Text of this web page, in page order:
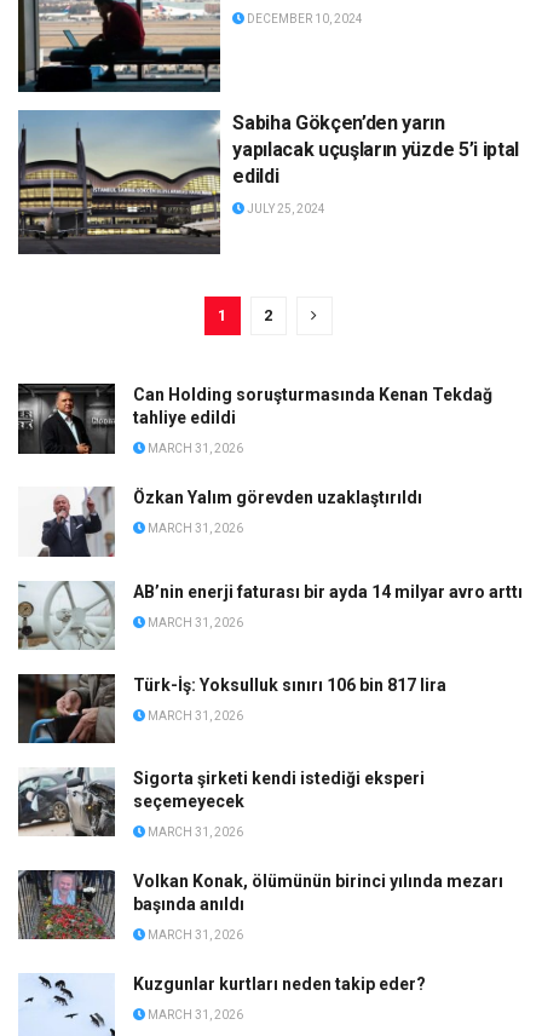
DECEMBER 10, 2024
Sabiha Gökçen’den yarın
yapılacak uçuşların yüzde 5’i iptal
edildi
JULY 25, 2024
1 2
Can Holding soruşturmasında Kenan Tekdağ
tahliye edildi
MARCH 31, 2026
Özkan Yalım görevden uzaklaştırıldı
MARCH 31, 2026
AB’nin enerji faturası bir ayda 14 milyar avro arttı
MARCH 31, 2026
Türk-İş: Yoksulluk sınırı 106 bin 817 lira
MARCH 31, 2026
Sigorta şirketi kendi istediği eksperi
seçemeyecek
MARCH 31, 2026
Volkan Konak, ölümünün birinci yılında mezarı
başında anıldı
MARCH 31, 2026
Kuzgunlar kurtları neden takip eder?
MARCH 31, 2026